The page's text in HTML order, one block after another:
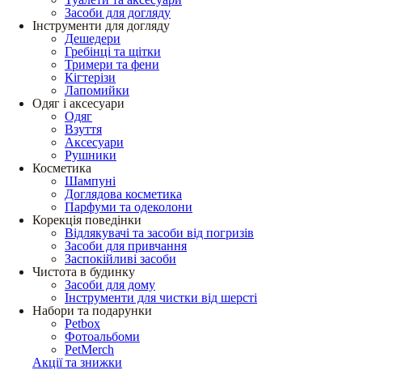
Засоби для догляду
Інструменти для догляду
Дешедери
Гребінці та щітки
Тримери та фени
Кігтерізи
Лапомийки
Одяг і аксесуари
Одяг
Взуття
Аксесуари
Рушники
Косметика
Шампуні
Доглядова косметика
Парфуми та одеколони
Корекція поведінки
Відлякувачі та засоби від погризів
Засоби для привчання
Заспокійливі засоби
Чистота в будинку
Засоби для дому
Інструменти для чистки від шерсті
Набори та подарунки
Petbox
Фотоальбоми
PetMerch
Акції та знижки